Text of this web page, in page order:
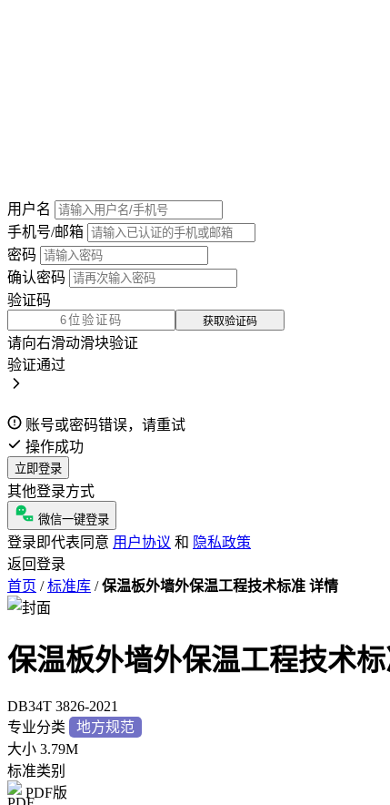
用户名
手机号/邮箱
密码
确认密码
验证码
获取验证码
请向右滑动滑块验证
验证通过
账号或密码错误，请重试
操作成功
立即登录
其他登录方式
微信一键登录
登录即代表同意 用户协议 和 隐私政策
返回登录
首页 / 标准库 / 保温板外墙外保温工程技术标准 详情
保温板外墙外保温工程技术
DB34T 3826-2021
专业分类
地方规范
大小 3.79M
标准类别
PDF版